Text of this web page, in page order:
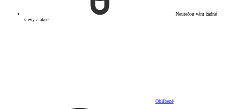
Neutečou vám žádné
slevy a akce
Oblíbené